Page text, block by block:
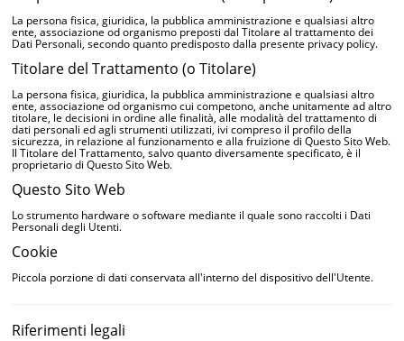
La persona fisica, giuridica, la pubblica amministrazione e qualsiasi altro
ente, associazione od organismo preposti dal Titolare al trattamento dei
Dati Personali, secondo quanto predisposto dalla presente privacy policy.
Titolare del Trattamento (o Titolare)
La persona fisica, giuridica, la pubblica amministrazione e qualsiasi altro
ente, associazione od organismo cui competono, anche unitamente ad altro
titolare, le decisioni in ordine alle finalità, alle modalità del trattamento di
dati personali ed agli strumenti utilizzati, ivi compreso il profilo della
sicurezza, in relazione al funzionamento e alla fruizione di Questo Sito Web.
Il Titolare del Trattamento, salvo quanto diversamente specificato, è il
proprietario di Questo Sito Web.
Questo Sito Web
Lo strumento hardware o software mediante il quale sono raccolti i Dati
Personali degli Utenti.
Cookie
Piccola porzione di dati conservata all'interno del dispositivo dell'Utente.
Riferimenti legali